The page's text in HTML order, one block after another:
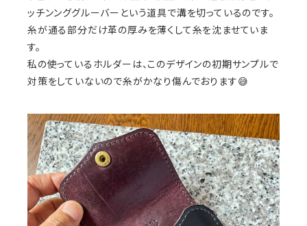
ッチンンググルーバーという道具で溝を切っているのです。
糸が通る部分だけ革の厚みを薄くして糸を沈ませていま
す。
私の使っているホルダーは、このデザインの初期サンプルで
対策をしていないので糸がかなり傷んでおります😅